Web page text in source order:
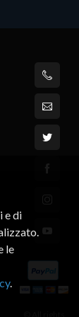
e di
le
.